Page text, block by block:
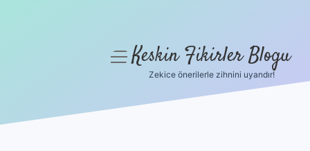
menüyüKeskin Fikirler Blogu
Zekice önerilerle zihnini uyandır!